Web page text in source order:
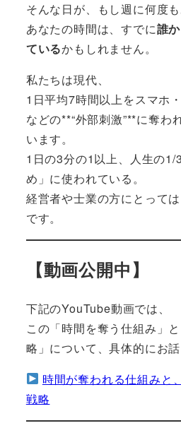
そんな日が、もし週に何度
あなたの時間は、すでに誰
ているかもしれません。
私たちは現代、
1日平均7時間以上をスマホ
などの**“外部刺激”**に奪わ
います。
1日の3分の1以上、人生の1/
め」に使われている。
経営者や士業の方にとっては
です。
【動画公開中】
下記のYouTube動画では、
この「時間を奪う仕組み」
略」について、具体的にお話
時間が奪われる仕組みと
戦略